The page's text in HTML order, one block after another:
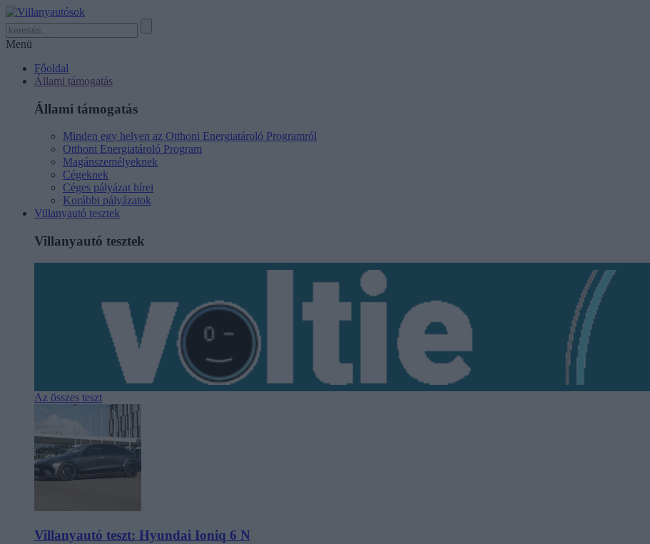
Menü
Főoldal
Állami támogatás
Állami támogatás
Minden egy helyen az Otthoni Energiatároló Programról
Otthoni Energiatároló Program
Magánszemélyeknek
Cégeknek
Céges pályázat hírei
Korábbi pályázatok
Villanyautó tesztek
Villanyautó tesztek
Az összes teszt
Villanyautó teszt: Hyundai Ioniq 6 N